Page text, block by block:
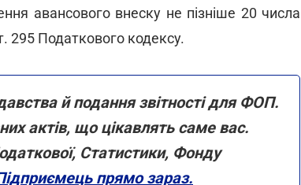
авансового внеску не пізніше 20 числа
295 Податкового кодексу.
й подання звітності для ФОП.
актів, що цікавлять саме вас.
Статистики, Фонду
прямо зараз.